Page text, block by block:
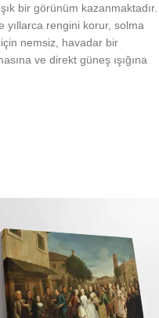
bir görünüm kazanmaktadır.
yıllarca rengini korur, solma
nemsiz, havadar bir
ve direkt güneş ışığına